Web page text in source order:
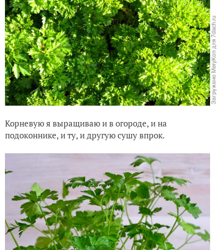
Корневую я выращиваю и в огороде, и на
подоконнике, и ту, и другую сушу впрок.